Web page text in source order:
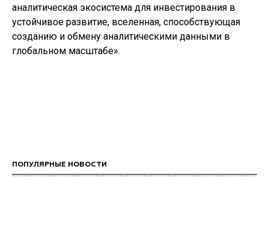
аналитическая экосистема для инвестирования в
устойчивое развитие, вселенная, способствующая
созданию и обмену аналитическими данными в
глобальном масштабе».
ПОПУЛЯРНЫЕ НОВОСТИ